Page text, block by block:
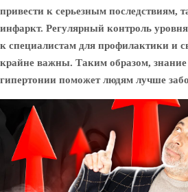
привести к серьезным последствиям,
инфаркт. Регулярный контроль
к специалистам для профилактики и
крайне важны. Таким образом,
гипертонии поможет людям лучше